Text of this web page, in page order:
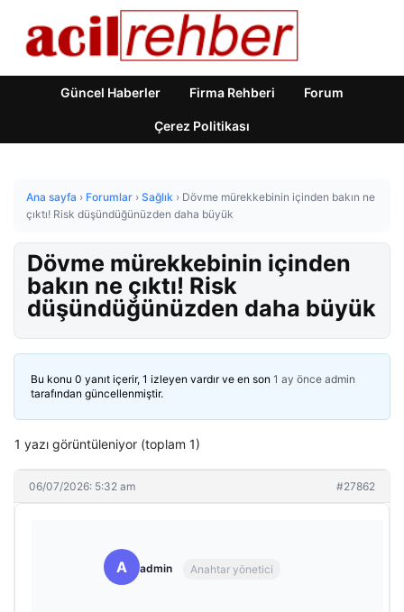
Güncel Haberler Firma Rehberi Forum
Çerez Politikası
Ana sayfa › Forumlar › Sağlık › Dövme mürekkebinin içinden bakın ne
çıktı! Risk düşündüğünüzden daha büyük
Dövme mürekkebinin içinden
bakın ne çıktı! Risk
düşündüğünüzden daha büyük
Bu konu 0 yanıt içerir, 1 izleyen vardır ve en son 1 ay önce admin
tarafından güncellenmiştir.
1 yazı görüntüleniyor (toplam 1)
06/07/2026: 5:32 am #27862
A admin Anahtar yönetici